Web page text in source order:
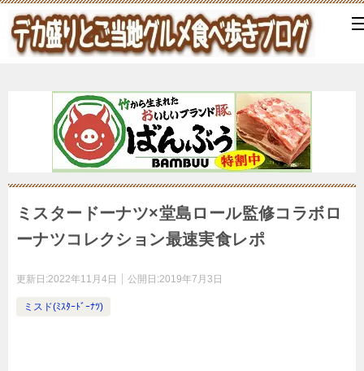
ミスタードーナツ×堂島ロール監修コラボロ
ーナツコレクション最速実食レポ
更新日:2022年11月4日 公開日:2019年7月3日
ミスド(ﾐｽﾀｰﾄﾞｰﾅﾂ)